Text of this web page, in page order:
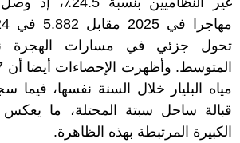
تحول جزئي في مسارات الهجرة
قبالة ساحل سبتة المحتلة، ما يعكس
الكبيرة المرتبطة بهذه الظاهرة.